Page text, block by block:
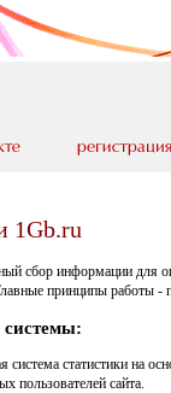
1Gb.ru
сбор информации для
принципы работы -
статистики на
пользователей сайта.